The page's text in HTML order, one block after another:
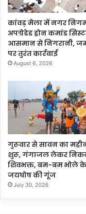
कांवड़ मेला में नगर
अपग्रेडेड ड्रोन कमांड
आसमान से निगरानी,
पर तुरंत कार्रवाई
August 6, 2026
गुरूवार से सावन का
शुरू, गंगाजल लेकर
शिवभक्त, बम-बम भोले के
जयघोष की गूंज
July 30, 2026